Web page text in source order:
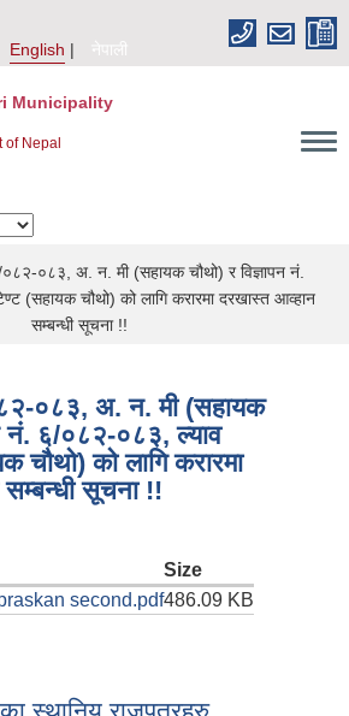
English
नेपाली
Municipality
of Nepal
०८२-०८३, अ. न. मी (सहायक चौथो) र विज्ञापन नं.
(सहायक चौथो) को लागि करारमा दरखास्त आव्हान
सम्बन्धी सूचना !!
०८३, अ. न. मी (सहायक
नं. ६/०८२-०८३, ल्याव
चौथो) को लागि करारमा
सूचना !!
Size
second.pdf486.09 KB